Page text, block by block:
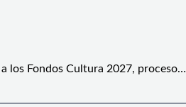
los Fondos Cultura 2027, proceso…